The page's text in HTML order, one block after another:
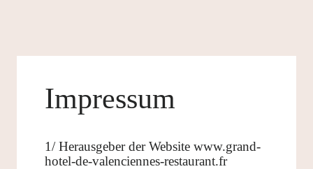
Impressum
1/ Herausgeber der Website www.grand-
hotel-de-valenciennes-restaurant.fr